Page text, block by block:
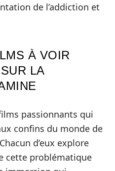
de l’addiction et
À VOIR
LA
passionnants qui
confins du monde de
d’eux explore
cette problématique